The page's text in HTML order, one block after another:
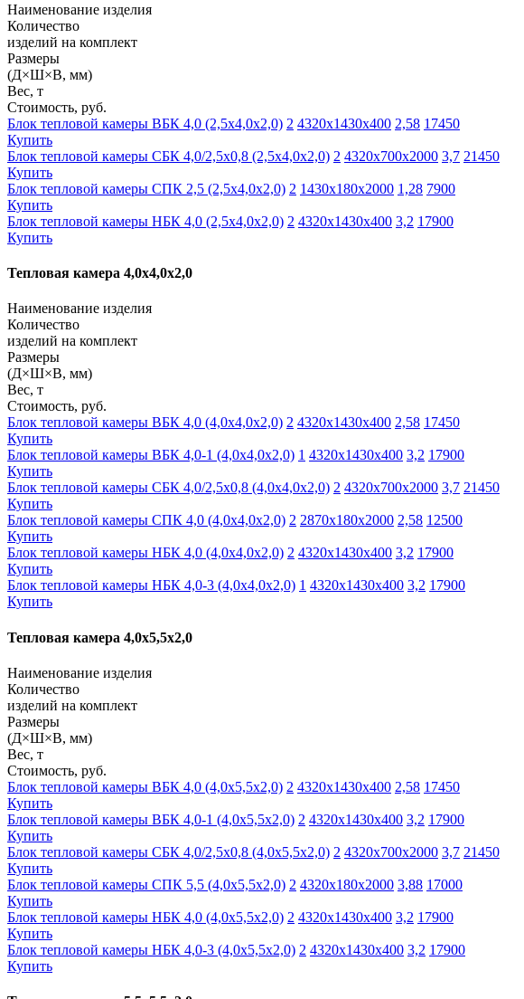
Наименование изделия
Количество
изделий на комплект
Размеры
(Д×Ш×В, мм)
Вес, т
Стоимость, руб.
Блок тепловой камеры ВБК 4,0 (2,5х4,0х2,0) 2 4320х1430х400 2,58 17450
Купить
Блок тепловой камеры СБК 4,0/2,5х0,8 (2,5х4,0х2,0) 2 4320х700х2000 3,7 21450
Купить
Блок тепловой камеры СПК 2,5 (2,5х4,0х2,0) 2 1430х180х2000 1,28 7900
Купить
Блок тепловой камеры НБК 4,0 (2,5х4,0х2,0) 2 4320х1430х400 3,2 17900
Купить
Тепловая камера 4,0х4,0х2,0
Наименование изделия
Количество
изделий на комплект
Размеры
(Д×Ш×В, мм)
Вес, т
Стоимость, руб.
Блок тепловой камеры ВБК 4,0 (4,0х4,0х2,0) 2 4320х1430х400 2,58 17450
Купить
Блок тепловой камеры ВБК 4,0-1 (4,0х4,0х2,0) 1 4320х1430х400 3,2 17900
Купить
Блок тепловой камеры СБК 4,0/2,5х0,8 (4,0х4,0х2,0) 2 4320х700х2000 3,7 21450
Купить
Блок тепловой камеры СПК 4,0 (4,0х4,0х2,0) 2 2870х180х2000 2,58 12500
Купить
Блок тепловой камеры НБК 4,0 (4,0х4,0х2,0) 2 4320х1430х400 3,2 17900
Купить
Блок тепловой камеры НБК 4,0-3 (4,0х4,0х2,0) 1 4320х1430х400 3,2 17900
Купить
Тепловая камера 4,0х5,5х2,0
Наименование изделия
Количество
изделий на комплект
Размеры
(Д×Ш×В, мм)
Вес, т
Стоимость, руб.
Блок тепловой камеры ВБК 4,0 (4,0х5,5х2,0) 2 4320х1430х400 2,58 17450
Купить
Блок тепловой камеры ВБК 4,0-1 (4,0х5,5х2,0) 2 4320х1430х400 3,2 17900
Купить
Блок тепловой камеры СБК 4,0/2,5х0,8 (4,0х5,5х2,0) 2 4320х700х2000 3,7 21450
Купить
Блок тепловой камеры СПК 5,5 (4,0х5,5х2,0) 2 4320х180х2000 3,88 17000
Купить
Блок тепловой камеры НБК 4,0 (4,0х5,5х2,0) 2 4320х1430х400 3,2 17900
Купить
Блок тепловой камеры НБК 4,0-3 (4,0х5,5х2,0) 2 4320х1430х400 3,2 17900
Купить